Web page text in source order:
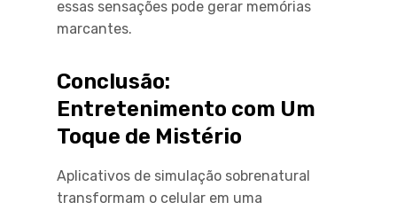
essas sensações pode gerar memórias
marcantes.
Conclusão:
Entretenimento com Um
Toque de Mistério
Aplicativos de simulação sobrenatural
transformam o celular em uma